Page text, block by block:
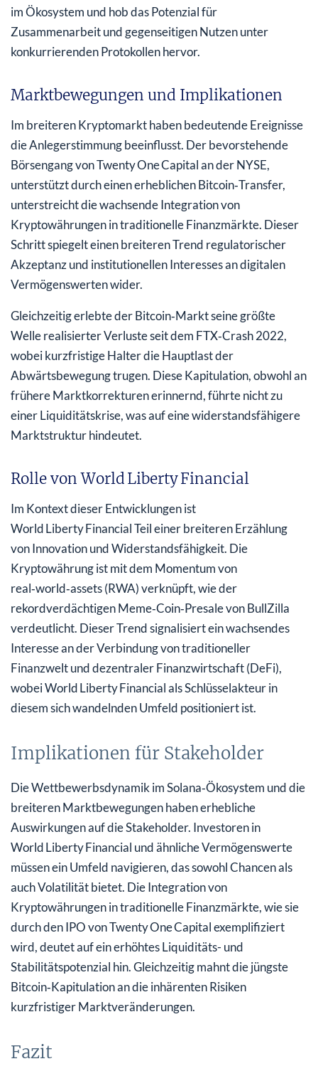
im Ökosystem und hob das Potenzial für
Zusammenarbeit und gegenseitigen Nutzen unter
konkurrierenden Protokollen hervor.
Marktbewegungen und Implikationen
Im breiteren Kryptomarkt haben bedeutende Ereignisse
die Anlegerstimmung beeinflusst. Der bevorstehende
Börsengang von Twenty One Capital an der NYSE,
unterstützt durch einen erheblichen Bitcoin‑Transfer,
unterstreicht die wachsende Integration von
Kryptowährungen in traditionelle Finanzmärkte. Dieser
Schritt spiegelt einen breiteren Trend regulatorischer
Akzeptanz und institutionellen Interesses an digitalen
Vermögenswerten wider.
Gleichzeitig erlebte der Bitcoin‑Markt seine größte
Welle realisierter Verluste seit dem FTX‑Crash 2022,
wobei kurzfristige Halter die Hauptlast der
Abwärtsbewegung trugen. Diese Kapitulation, obwohl an
frühere Marktkorrekturen erinnernd, führte nicht zu
einer Liquiditätskrise, was auf eine widerstandsfähigere
Marktstruktur hindeutet.
Rolle von World Liberty Financial
Im Kontext dieser Entwicklungen ist
World Liberty Financial Teil einer breiteren Erzählung
von Innovation und Widerstandsfähigkeit. Die
Kryptowährung ist mit dem Momentum von
real‑world‑assets (RWA) verknüpft, wie der
rekordverdächtigen Meme‑Coin‑Presale von BullZilla
verdeutlicht. Dieser Trend signalisiert ein wachsendes
Interesse an der Verbindung von traditioneller
Finanzwelt und dezentraler Finanzwirtschaft (DeFi),
wobei World Liberty Financial als Schlüsselakteur in
diesem sich wandelnden Umfeld positioniert ist.
Implikationen für Stakeholder
Die Wettbewerbsdynamik im Solana‑Ökosystem und die
breiteren Marktbewegungen haben erhebliche
Auswirkungen auf die Stakeholder. Investoren in
World Liberty Financial und ähnliche Vermögenswerte
müssen ein Umfeld navigieren, das sowohl Chancen als
auch Volatilität bietet. Die Integration von
Kryptowährungen in traditionelle Finanzmärkte, wie sie
durch den IPO von Twenty One Capital exemplifiziert
wird, deutet auf ein erhöhtes Liquiditäts- und
Stabilitätspotenzial hin. Gleichzeitig mahnt die jüngste
Bitcoin‑Kapitulation an die inhärenten Risiken
kurzfristiger Marktveränderungen.
Fazit